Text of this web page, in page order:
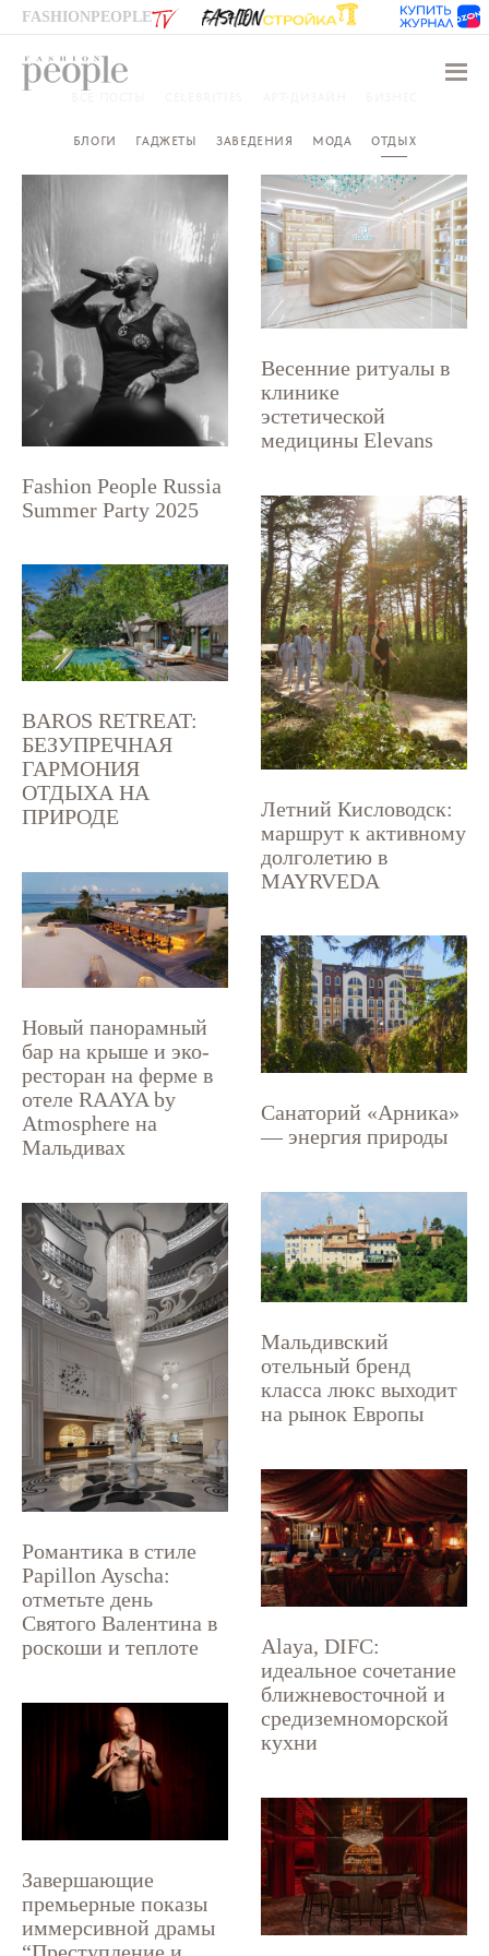
FASHIONPEOPLE
БЛОГИ ГАДЖЕТЫ ЗАВЕДЕНИЯ МОДА ОТДЫХ
Fashion People Russia
Summer Party 2025
Весенние ритуалы в
клинике
эстетической
медицины Elevans
Летний Кисловодск:
маршрут к активному
долголетию в
MAYRVEDA
BAROS RETREAT:
БЕЗУПРЕЧНАЯ
ГАРМОНИЯ
ОТДЫХА НА
ПРИРОДЕ
Новый панорамный
бар на крыше и эко-
ресторан на ферме в
отеле RAAYA by
Atmosphere на
Мальдивах
Санаторий «Арника»
— энергия природы
Мальдивский
отельный бренд
класса люкс выходит
на рынок Европы
Романтика в стиле
Papillon Ayscha:
отметьте день
Святого Валентина в
роскоши и теплоте
Alaya, DIFC:
идеальное сочетание
ближневосточной и
средиземноморской
кухни
Завершающие
премьерные показы
иммерсивной драмы